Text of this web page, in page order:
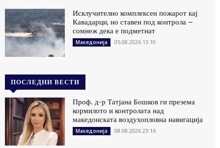
Исклучително комплексен пожарот кај
Кавадарци, но ставен под контрола –
сомнеж дека е подметнат
Македонија 05.08.2026 13:10
ПОСЛЕДНИ ВЕСТИ
Проф. д-р Татјана Бошков ги презема
кормилото и контролата над
македонската воздухопловна навигација
Македонија 08.08.2026 23:16